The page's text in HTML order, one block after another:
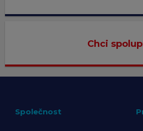
Chci
Společnost